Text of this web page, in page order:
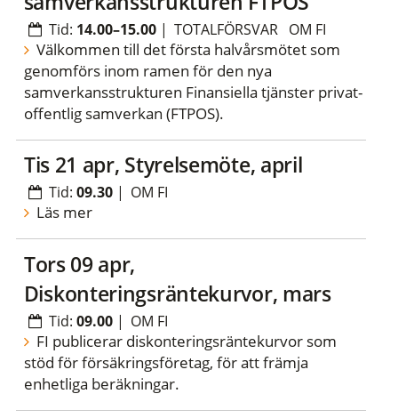
Tid: 14.00–15.00 | TOTALFÖRSVAR OM FI
Välkommen till det första halvårsmötet som
genomförs inom ramen för den nya
samverkansstrukturen Finansiella tjänster privat-
offentlig samverkan (FTPOS).
tis 21 apr, Styrelsemöte, april
Tid:09.30 | OM FI
Läs mer
tors 09 apr,
Diskonteringsräntekurvor, mars
Tid:09.00 | OM FI
FI publicerar diskonteringsräntekurvor som
stöd för försäkringsföretag, för att främja
enhetliga beräkningar.